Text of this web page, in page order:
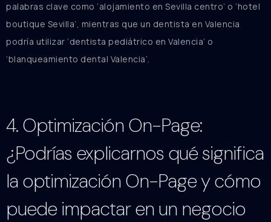
palabras clave como ‘alojamiento en Sevilla centro’ o ‘hotel
boutique Sevilla’, mientras que un dentista en Valencia
podría utilizar ‘dentista pediátrico en Valencia’ o
‘blanqueamiento dental Valencia’.
4. Optimización On-Page:
¿Podrías explicarnos qué significa
la optimización On-Page y cómo
puede impactar en un negocio